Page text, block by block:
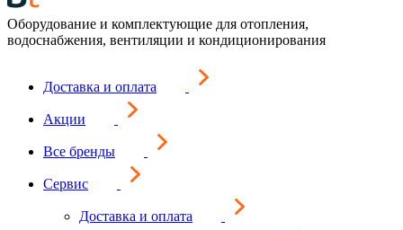
Оборудование и комплектующие для отопления,
водоснабжения, вентиляции и кондиционирования
Доставка и оплата
Акции
Все бренды
Сервис
Доставка и оплата